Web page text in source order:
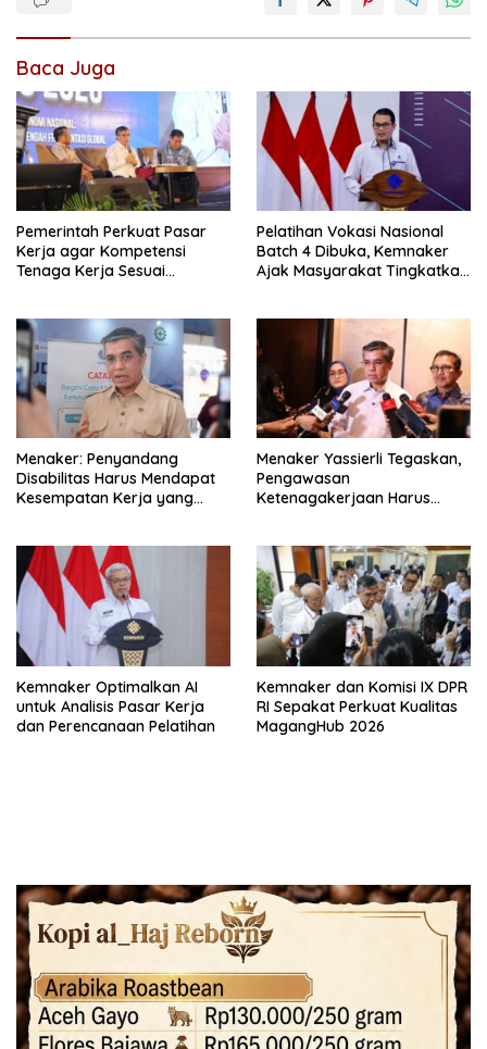
Baca Juga
Pemerintah Perkuat Pasar
Kerja agar Kompetensi
Tenaga Kerja Sesuai
Pelatihan Vokasi Nasional
Batch 4 Dibuka, Kemnaker
Ajak Masyarakat Tingkatkan
Menaker: Penyandang
Disabilitas Harus Mendapat
Kesempatan Kerja yang
Menaker Yassierli Tegaskan,
Pengawasan
Ketenagakerjaan Harus
Kemnaker Optimalkan AI
untuk Analisis Pasar Kerja
dan Perencanaan Pelatihan
Kemnaker dan Komisi IX DPR
RI Sepakat Perkuat Kualitas
MagangHub 2026